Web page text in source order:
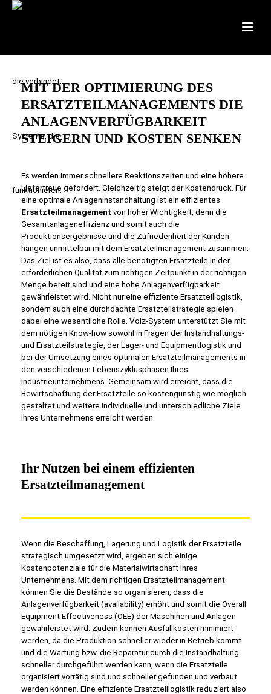
MIT DER OPTIMIERUNG DES
ERSATZTEILMANAGEMENTS DIE
ANLAGENVERFÜGBARKEIT
STEIGERN UND KOSTEN SENKEN
Es werden immer schnellere Reaktionszeiten und eine höhere
Liefertreue gefordert. Gleichzeitig steigt der Kostendruck. Für
eine optimale Anlageninstandhaltung ist ein effizientes
Ersatzteilmanagement von hoher Wichtigkeit, denn die
Gesamtanlageneffizienz und somit auch die
Produktionsergebnisse und die Zufriedenheit der Kunden
hängen unmittelbar mit dem Ersatzteilmanagement zusammen.
Das Ziel ist es also, dass alle benötigten Ersatzteile in der
erforderlichen Qualität zum richtigen Zeitpunkt in der richtigen
Menge bereit sind und eine hohe Anlagenverfügbarkeit
gewährleistet wird. Nicht nur eine effiziente Ersatzteillogistik,
sondern auch eine durchdachte Ersatzteilstrategie spielen
dabei eine wesentliche Rolle. Volz-System unterstützt Sie mit
dem nötigen Know-how sowohl in Fragen der Instandhaltungs-
und Ersatzteilstrategie, der Lager- und Equipmentlogistik und
bei der Umsetzung eines optimalen Ersatzteilmanagements in
den verschiedenen Lebenszyklusphasen Ihres
Industrieunternehmens. Gemeinsam wird erreicht, dass die
Bewirtschaftung der Ersatzteile so kostengünstig wie möglich
gestaltet und weitere individuelle und unterschiedliche Ziele
Ihres Unternehmens erreicht werden.
Ihr Nutzen bei einem effizienten
Ersatzteilmanagement
Wenn die Beschaffung, Lagerung und Logistik der Ersatzteile
strategisch umgesetzt wird, ergeben sich einige
Kostenpotenziale für die Materialwirtschaft Ihres
Unternehmens. Mit dem richtigen Ersatzteilmanagement
können Sie die Bestände so organisieren, dass die
Anlagenverfügbarkeit (availability) erhöht und somit die Overall
Equipment Effectiveness (OEE) der Maschinen und Anlagen
gewährleistet wird. Zudem können Ausfallkosten minimiert
werden, da die Produktion schneller wieder in Betrieb kommt
und die Wartung bzw. die Reparatur durch die Instandhaltung
schneller durchgeführt werden kann, wenn die Ersatzteile
organisiert vorrätig sind und schneller gefunden und verbaut
werden können. Eine effiziente Ersatzteillogistik reduziert also